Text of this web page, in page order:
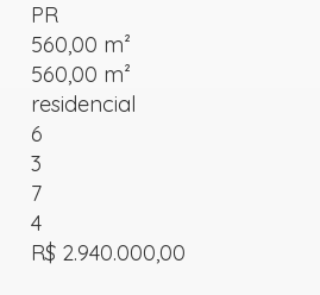
PR
560,00 m²
560,00 m²
residencial
6
3
7
4
R$ 2.940.000,00